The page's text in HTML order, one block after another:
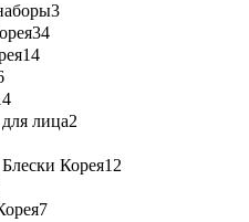
3
34
14
лица2
Корея12
7